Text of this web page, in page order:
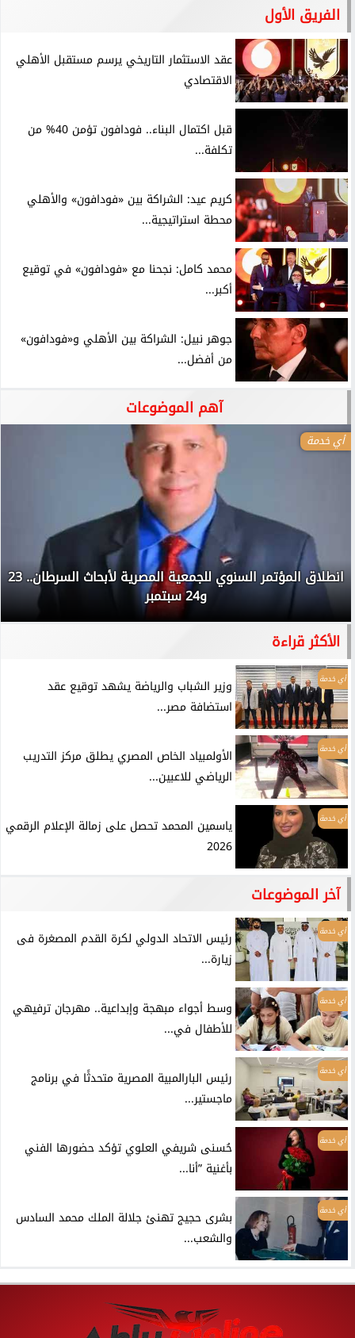
الفريق الأول
عقد الاستثمار التاريخي يرسم مستقبل الأهلي
الاقتصادي
قبل اكتمال البناء.. فودافون تؤمن 40% من
تكلفة...
كريم عيد: الشراكة بين «فودافون» والأهلي
محطة استراتيجية...
محمد كامل: نجحنا مع «فودافون» في توقيع
أكبر...
جوهر نبيل: الشراكة بين الأهلي و«فودافون»
من أفضل...
آهم الموضوعات
أي خدمة
انطلاق المؤتمر السنوي للجمعية المصرية لأبحاث السرطان.. 23
و24 سبتمبر
الأكثر قراءة
أي خدمة
وزير الشباب والرياضة يشهد توقيع عقد
استضافة مصر...
أي خدمة
الأولمبياد الخاص المصري يطلق مركز التدريب
الرياضي للاعبين...
أي خدمة
ياسمين المحمد تحصل على زمالة الإعلام الرقمي
2026
آخر الموضوعات
أي خدمة
رئيس الاتحاد الدولي لكرة القدم المصغرة فى
زيارة...
أي خدمة
وسط أجواء مبهجة وإبداعية.. مهرجان ترفيهي
للأطفال في...
أي خدمة
رئيس البارالمبية المصرية متحدثًا في برنامج
ماجستير...
أي خدمة
حُسنى شريفي العلوي تؤكد حضورها الفني
بأغنية ”أنا...
أي خدمة
بشرى حجيج تهنئ جلالة الملك محمد السادس
والشعب...